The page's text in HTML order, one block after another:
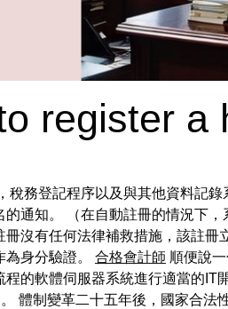
register a
稅務登記程序以及與其他資料記
通知。 （在自動註冊的情況下
冊沒有任何法律補救措施，該註
身分驗證。 合格會計師 順便說
的軟體伺服器系統進行適當的IT
。 體制變革二十五年後，國家合